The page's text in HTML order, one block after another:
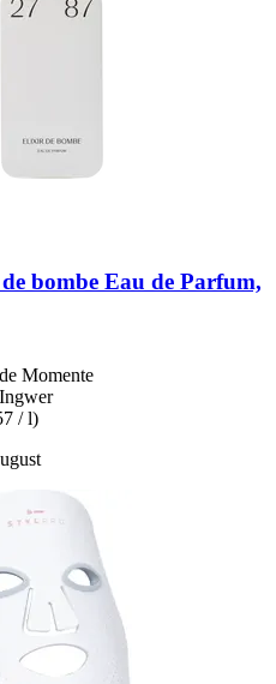
bombe Eau de Parfum,
Momente
/ l)